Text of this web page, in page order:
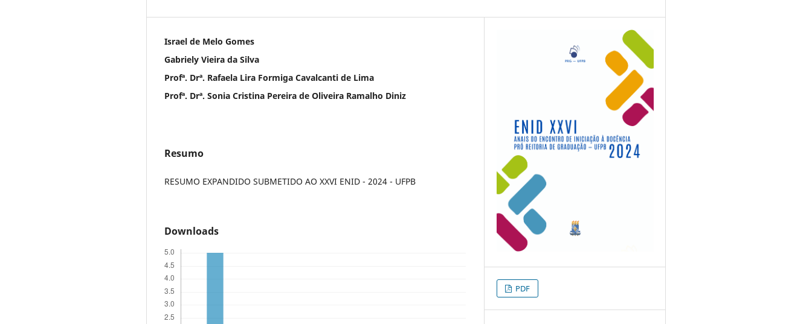
Israel de Melo Gomes
Gabriely Vieira da Silva
Profª. Drª. Rafaela Lira Formiga Cavalcanti de Lima
Profª. Drª. Sonia Cristina Pereira de Oliveira Ramalho Diniz
Resumo
RESUMO EXPANDIDO SUBMETIDO AO XXVI ENID - 2024 - UFPB
Downloads
PDF